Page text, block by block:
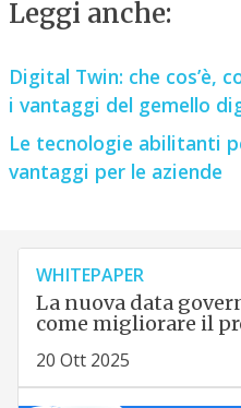
Leggi anche:
Digital Twin: che cos’è,
i vantaggi del gemello
Le tecnologie abilitanti
vantaggi per le aziende
WHITEPAPER
La nuova data
come migliorare il
20 Ott 2025